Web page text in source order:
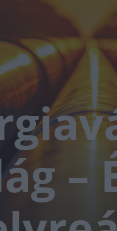
–